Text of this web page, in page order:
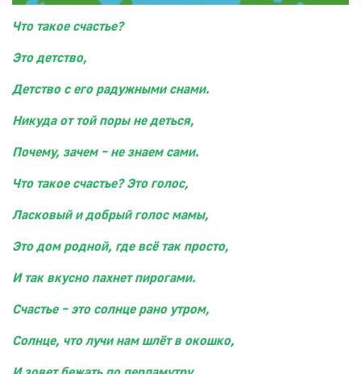
Что такое счастье?
Это детство,
Детство с его радужными снами.
Никуда от той поры не деться,
Почему, зачем – не знаем сами.
Что такое счастье? Это голос,
Ласковый и добрый голос мамы,
Это дом родной, где всё так просто,
И так вкусно пахнет пирогами.
Счастье – это солнце рано утром,
Солнце, что лучи нам шлёт в окошко,